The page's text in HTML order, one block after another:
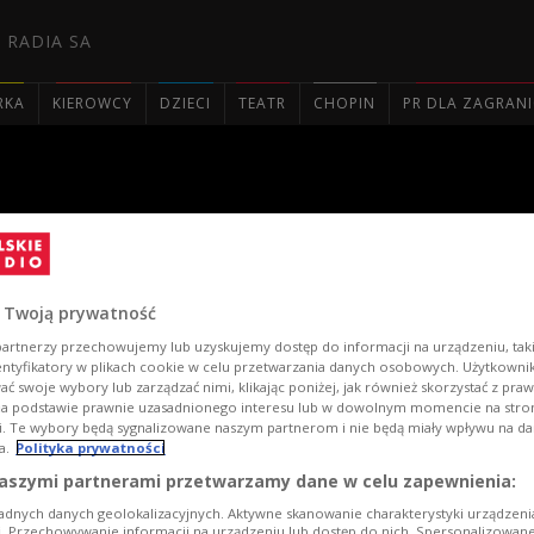
RADIA SA
KIEROWCY DZIECI TEATR CHOPIN PR DLA
koncercie w Czwórce
1/
Twoją prywatność
przechowujemy lub uzyskujemy dostęp do informacji na urządzeniu,
w plikach cookie w celu przetwarzania danych osobowych.
swoje wybory lub zarządzać nimi, klikając poniżej, jak również skorzystać z
podstawie prawnie uzasadnionego interesu lub w dowolnym momencie na
Te wybory będą sygnalizowane naszym partnerom i nie będą miały wpływu na
Polityka prywatności
partnerami przetwarzamy dane w celu zapewnienia:
danych geolokalizacyjnych. Aktywne skanowanie charakterystyki